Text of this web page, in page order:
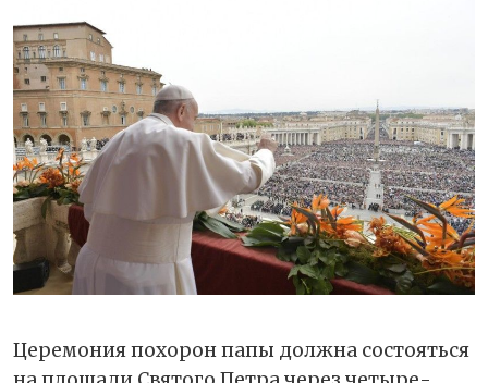
Церемония похорон папы должна состояться